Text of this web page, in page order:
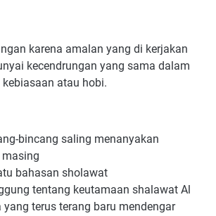
karena amalan yang di kerjakan
kecendrungan yang sama dalam
atau hobi.
bincang saling menanyakan
bahasan sholawat
tentang keutamaan shalawat Al
yang terus terang baru mendengar